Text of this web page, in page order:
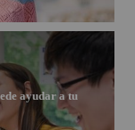
ayudar a tu